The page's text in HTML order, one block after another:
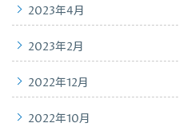
2023年4月
2023年2月
2022年12月
2022年10月